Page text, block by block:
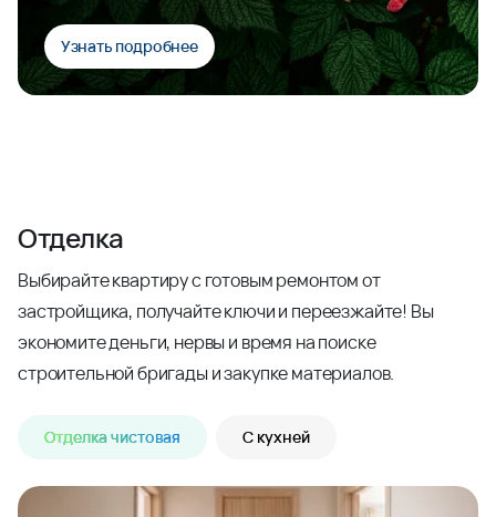
Узнать подробнее
Отделка
Выбирайте квартиру с готовым ремонтом от
застройщика, получайте ключи и переезжайте! Вы
экономите деньги, нервы и время на поиске
строительной бригады и закупке материалов.
Отделка чистовая С кухней